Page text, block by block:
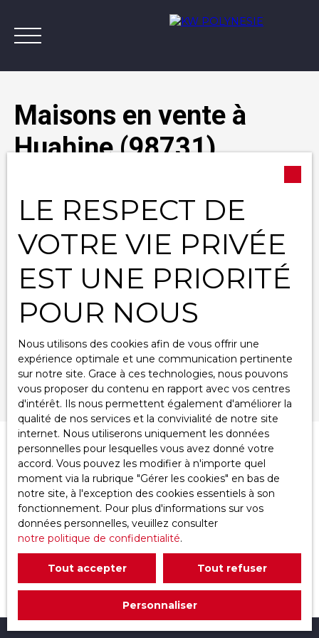
Maisons en vente à
Huahine (98731)
Vente
Maison
Huahine (98731)
Localisation
Budget max (XPF)
Surface min (m²)
Rechercher
Pertinence
Trier par Créer une alerte
Aucun résultat
LE RESPECT DE
VOTRE VIE PRIVÉE
EST UNE PRIORITÉ
POUR NOUS
Nous utilisons des cookies afin de vous offrir une
expérience optimale et une communication pertinente
sur notre site. Grace à ces technologies, nous pouvons
vous proposer du contenu en rapport avec vos centres
d'intérêt. Ils nous permettent également d'améliorer la
qualité de nos services et la convivialité de notre site
internet. Nous utiliserons uniquement les données
personnelles pour lesquelles vous avez donné votre
accord. Vous pouvez les modifier à n'importe quel
moment via la rubrique ″Gérer les cookies″ en bas de
notre site, à l'exception des cookies essentiels à son
fonctionnement. Pour plus d'informations sur vos
données personnelles, veuillez consulter
notre politique de confidentialité.
Tout accepter Tout refuser
Personnaliser